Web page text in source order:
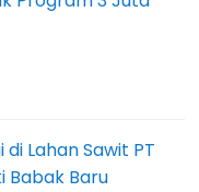
Lahan Sawit PT
Babak Baru